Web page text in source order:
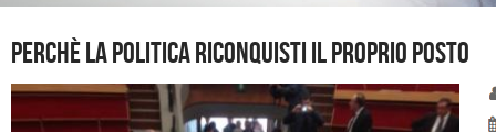
Perchè la politica riconquisti il proprio posto